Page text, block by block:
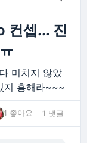
컨셉... 진
미치지 않았
지 흥해라~~~
4 좋아요 1 댓글